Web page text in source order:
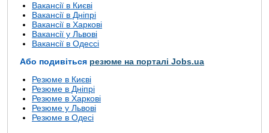
Вакансії в Києві
Вакансії в Дніпрі
Вакансії в Харкові
Вакансії у Львові
Вакансії в Одессі
Або подивіться резюме на порталі Jobs.ua
Резюме в Києві
Резюме в Дніпрі
Резюме в Харкові
Резюме у Львові
Резюме в Одесі